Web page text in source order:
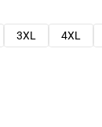
3XL 4XL